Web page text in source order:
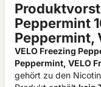
Peppermint
Peppermint,
VELO Freezing
Peppermint, VELO
gehört zu den